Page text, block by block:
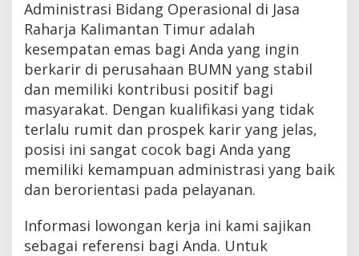
Administrasi Bidang Operasional di Jasa
Raharja Kalimantan Timur adalah
kesempatan emas bagi Anda yang ingin
berkarir di perusahaan BUMN yang stabil
dan memiliki kontribusi positif bagi
masyarakat. Dengan kualifikasi yang tidak
terlalu rumit dan prospek karir yang jelas,
posisi ini sangat cocok bagi Anda yang
memiliki kemampuan administrasi yang baik
dan berorientasi pada pelayanan.
Informasi lowongan kerja ini kami sajikan
sebagai referensi bagi Anda. Untuk